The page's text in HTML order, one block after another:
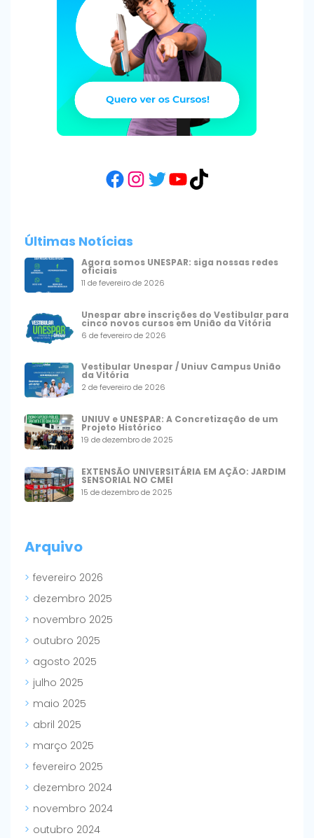
Facebook
Instagram
Twitter
YouTube
TikTok
Últimas Notícias
Agora somos UNESPAR: siga nossas redes
oficiais
11 de fevereiro de 2026
Unespar abre inscrições do Vestibular para
cinco novos cursos em União da Vitória
6 de fevereiro de 2026
Vestibular Unespar / Uniuv Campus União
da Vitória
2 de fevereiro de 2026
UNIUV e UNESPAR: A Concretização de um
Projeto Histórico
19 de dezembro de 2025
EXTENSÃO UNIVERSITÁRIA EM AÇÃO: JARDIM
SENSORIAL NO CMEI
15 de dezembro de 2025
Arquivo
fevereiro 2026
dezembro 2025
novembro 2025
outubro 2025
agosto 2025
julho 2025
maio 2025
abril 2025
março 2025
fevereiro 2025
dezembro 2024
novembro 2024
outubro 2024